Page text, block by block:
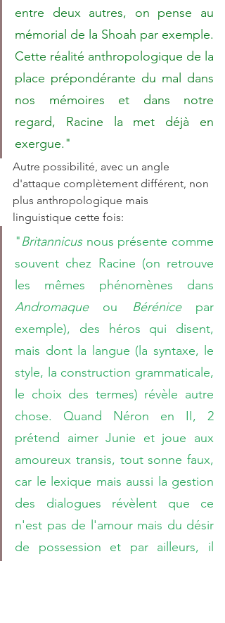
entre deux autres, on pense au
mémorial de la Shoah par exemple.
Cette réalité anthropologique de la
place prépondérante du mal dans
nos mémoires et dans notre
regard, Racine la met déjà en
exergue."
Autre possibilité, avec un angle
d'attaque complètement différent, non
plus anthropologique mais
linguistique cette fois:
"Britannicus nous présente comme
souvent chez Racine (on retrouve
Andromaque ou Bérénice par
exemple), des héros qui disent,
mais dont la langue (la syntaxe, le
style, la construction grammaticale,
le choix des termes) révèle autre
chose. Quand Néron en II, 2
prétend aimer Junie et joue aux
amoureux transis, tout sonne faux,
car le lexique mais aussi la gestion
des dialogues révèlent que ce
n'est pas de l'amour mais du désir
de possession et par ailleurs, il